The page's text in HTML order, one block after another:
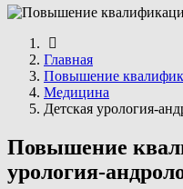
Главная
Повышение
Медицина
Детская урология-
Повышение
урология-